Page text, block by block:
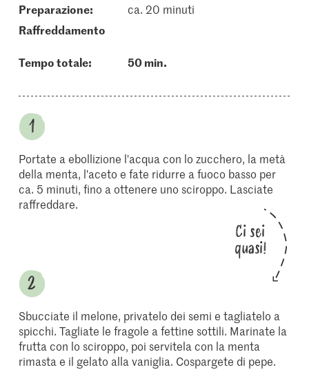
Preparazione:
ca. 20 minuti
raffreddamento
Tempo totale: 50 min.
Portate a ebollizione l'acqua con lo zucchero, la metà
della menta, l'aceto e fate ridurre a fuoco basso per
ca. 5 minuti, fino a ottenere uno sciroppo. Lasciate
raffreddare.
Ci sei
quasi!
Sbucciate il melone, privatelo dei semi e tagliatelo a
spicchi. Tagliate le fragole a fettine sottili. Marinate la
frutta con lo sciroppo, poi servitela con la menta
rimasta e il gelato alla vaniglia. Cospargete di pepe.